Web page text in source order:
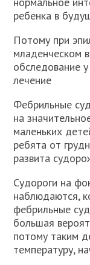
ребенка в
Потому при
младенческом
обследование
лечение
Фебрильные
на
маленьких
ребята от
развита
Судороги на
наблюдаются,
фебрильные
большая
потому таким
температуру,